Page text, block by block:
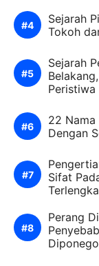
Sejarah
Tokoh
Sejarah
Peristiwa
22 Nama
Dengan
Sifat
Perang